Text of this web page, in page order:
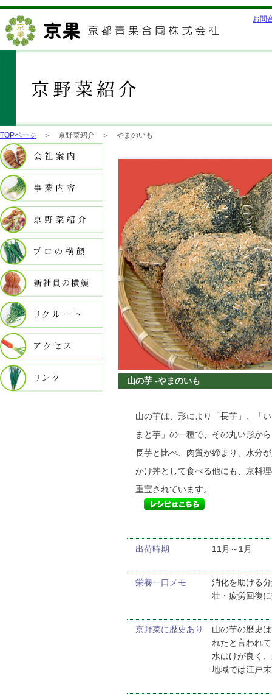
お問
TOPページ ＞ 京野菜紹介 ＞ やまのいも
山の芋 -やまのいも
山の芋は、形により「長芋」、「
まと芋」の一種で、その丸い形か
長芋と比べ、肉質が締まり、水分
かけ丼として食べる他にも、京料
重宝されています。
出荷時期 11月～1月
栄養一口メモ
消化を助ける
壮・疲労回復
京野菜に歴史あり
山の芋の歴史
れたと言われ
水はけが良く
地域では江戸